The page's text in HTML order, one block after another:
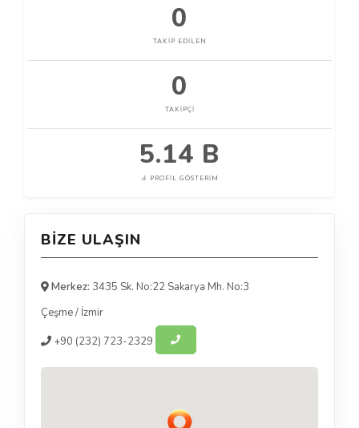
0
TAKIP EDILEN
0
TAKIPÇI
5.14 B
PROFIL GÖSTERIM
BIZE ULAŞIN
Merkez: 3435 Sk. No:22 Sakarya Mh. No:3
Çeşme/ İzmir
+90 (232) 723-2329